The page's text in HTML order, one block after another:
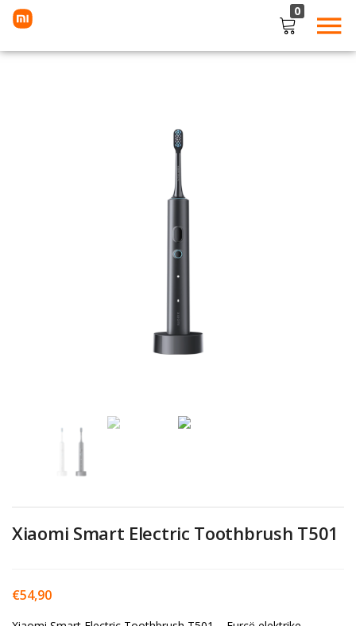
0
Xiaomi Smart Electric Toothbrush T501
€54,90